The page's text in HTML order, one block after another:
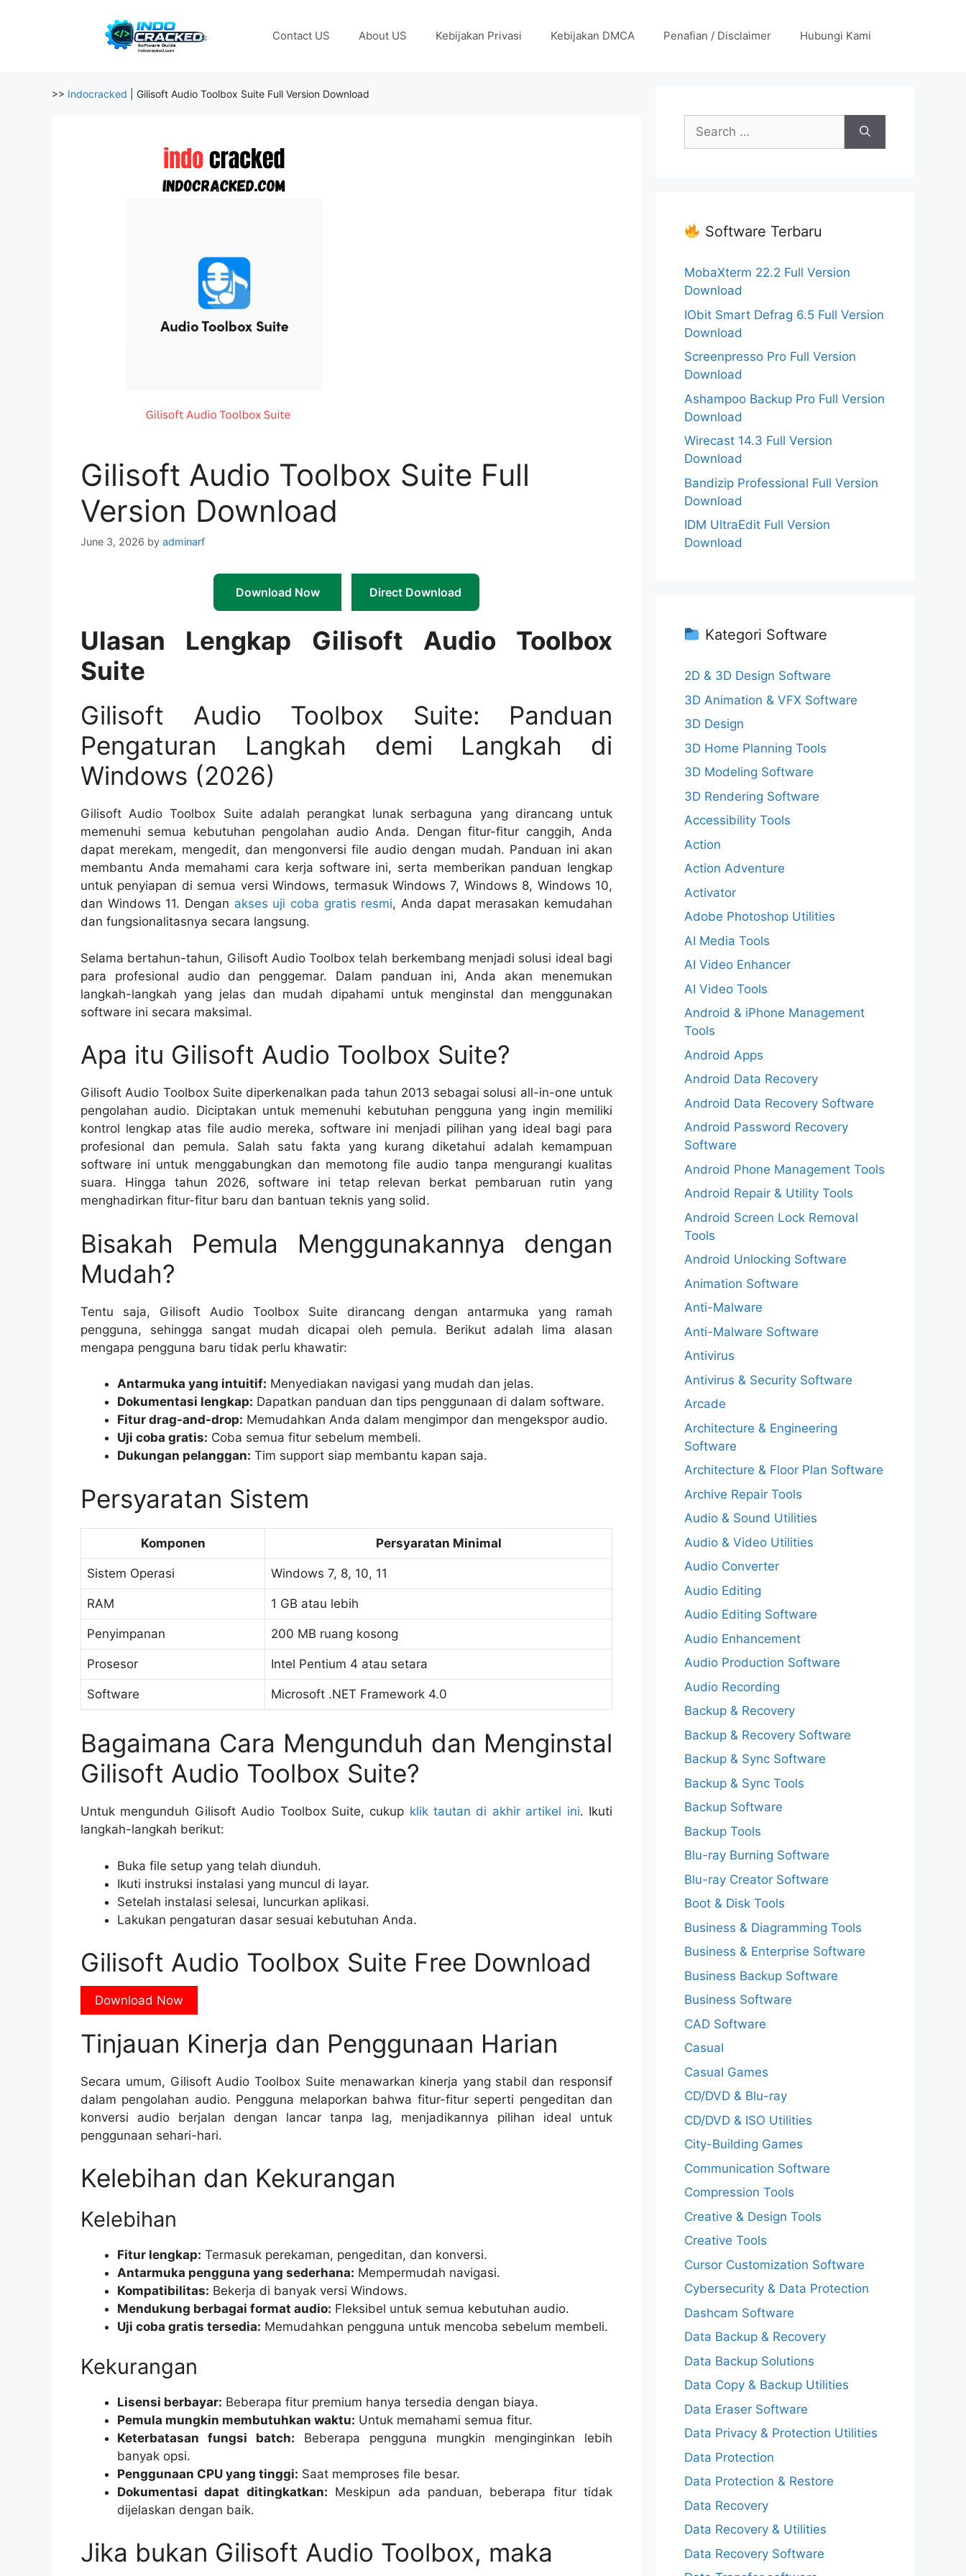
Contact US About US Kebijakan Privasi Kebijakan DMCA Penafian / Disclaimer Hubungi Kami
>> Indocracked Gilisoft Audio Toolbox Suite Full Version Download
Gilisoft Audio Toolbox Suite Full
Version Download
June 3, 2026 by adminarf
Download Now Direct Download
Ulasan Lengkap Gilisoft Audio Toolbox
Suite
Gilisoft Audio Toolbox Suite: Panduan
Pengaturan Langkah demi Langkah di
Windows (2026)
Gilisoft Audio Toolbox Suite adalah perangkat lunak serbaguna yang dirancang untuk
memenuhi semua kebutuhan pengolahan audio Anda. Dengan fitur-fitur canggih, Anda
dapat merekam, mengedit, dan mengonversi file audio dengan mudah. Panduan ini akan
membantu Anda memahami cara kerja software ini, serta memberikan panduan lengkap
untuk penyiapan di semua versi Windows, termasuk Windows 7, Windows 8, Windows 10,
dan Windows 11. Dengan akses uji coba gratis resmi, Anda dapat merasakan kemudahan
dan fungsionalitasnya secara langsung.
Selama bertahun-tahun, Gilisoft Audio Toolbox telah berkembang menjadi solusi ideal bagi
para profesional audio dan penggemar. Dalam panduan ini, Anda akan menemukan
langkah-langkah yang jelas dan mudah dipahami untuk menginstal dan menggunakan
software ini secara maksimal.
Apa itu Gilisoft Audio Toolbox Suite?
Gilisoft Audio Toolbox Suite diperkenalkan pada tahun 2013 sebagai solusi all-in-one untuk
pengolahan audio. Diciptakan untuk memenuhi kebutuhan pengguna yang ingin memiliki
kontrol lengkap atas file audio mereka, software ini menjadi pilihan yang ideal bagi para
profesional dan pemula. Salah satu fakta yang kurang diketahui adalah kemampuan
software ini untuk menggabungkan dan memotong file audio tanpa mengurangi kualitas
suara. Hingga tahun 2026, software ini tetap relevan berkat pembaruan rutin yang
menghadirkan fitur-fitur baru dan bantuan teknis yang solid.
Bisakah Pemula Menggunakannya dengan
Mudah?
Tentu saja, Gilisoft Audio Toolbox Suite dirancang dengan antarmuka yang ramah
pengguna, sehingga sangat mudah dicapai oleh pemula. Berikut adalah lima alasan
mengapa pengguna baru tidak perlu khawatir:
Antarmuka yang intuitif: Menyediakan navigasi yang mudah dan jelas.
Dokumentasi lengkap: Dapatkan panduan dan tips penggunaan di dalam software.
Fitur drag-and-drop: Memudahkan Anda dalam mengimpor dan mengekspor audio.
Uji coba gratis: Coba semua fitur sebelum membeli.
Dukungan pelanggan: Tim support siap membantu kapan saja.
Persyaratan Sistem
Komponen Persyaratan Minimal
Sistem Operasi Windows 7, 8, 10, 11
RAM 1 GB atau lebih
Penyimpanan 200 MB ruang kosong
Prosesor Intel Pentium 4 atau setara
Software Microsoft .NET Framework 4.0
Bagaimana Cara Mengunduh dan Menginstal
Gilisoft Audio Toolbox Suite?
Untuk mengunduh Gilisoft Audio Toolbox Suite, cukup klik tautan di akhir artikel ini. Ikuti
langkah-langkah berikut:
Buka file setup yang telah diunduh.
Ikuti instruksi instalasi yang muncul di layar.
Setelah instalasi selesai, luncurkan aplikasi.
Lakukan pengaturan dasar sesuai kebutuhan Anda.
Gilisoft Audio Toolbox Suite Free Download
Download Now
Tinjauan Kinerja dan Penggunaan Harian
Secara umum, Gilisoft Audio Toolbox Suite menawarkan kinerja yang stabil dan responsif
dalam pengolahan audio. Pengguna melaporkan bahwa fitur-fitur seperti pengeditan dan
konversi audio berjalan dengan lancar tanpa lag, menjadikannya pilihan ideal untuk
penggunaan sehari-hari.
Kelebihan dan Kekurangan
Kelebihan
Fitur lengkap: Termasuk perekaman, pengeditan, dan konversi.
Antarmuka pengguna yang sederhana: Mempermudah navigasi.
Kompatibilitas: Bekerja di banyak versi Windows.
Mendukung berbagai format audio: Fleksibel untuk semua kebutuhan audio.
Uji coba gratis tersedia: Memudahkan pengguna untuk mencoba sebelum membeli.
Kekurangan
Lisensi berbayar: Beberapa fitur premium hanya tersedia dengan biaya.
Pemula mungkin membutuhkan waktu: Untuk memahami semua fitur.
Keterbatasan fungsi batch: Beberapa pengguna mungkin menginginkan lebih
banyak opsi.
Penggunaan CPU yang tinggi: Saat memproses file besar.
Dokumentasi dapat ditingkatkan: Meskipun ada panduan, beberapa fitur tidak
dijelaskan dengan baik.
Jika bukan Gilisoft Audio Toolbox, maka
Search
for:
Software Terbaru
MobaXterm 22.2 Full Version
Download
IObit Smart Defrag 6.5 Full Version
Download
Screenpresso Pro Full Version
Download
Ashampoo Backup Pro Full Version
Download
Wirecast 14.3 Full Version
Download
Bandizip Professional Full Version
Download
IDM UltraEdit Full Version
Download
Kategori Software
2D & 3D Design Software
3D Animation & VFX Software
3D Design
3D Home Planning Tools
3D Modeling Software
3D Rendering Software
Accessibility Tools
Action
Action Adventure
Activator
Adobe Photoshop Utilities
AI Media Tools
AI Video Enhancer
AI Video Tools
Android & iPhone Management
Tools
Android Apps
Android Data Recovery
Android Data Recovery Software
Android Password Recovery
Software
Android Phone Management Tools
Android Repair & Utility Tools
Android Screen Lock Removal
Tools
Android Unlocking Software
Animation Software
Anti-Malware
Anti-Malware Software
Antivirus
Antivirus & Security Software
Arcade
Architecture & Engineering
Software
Architecture & Floor Plan Software
Archive Repair Tools
Audio & Sound Utilities
Audio & Video Utilities
Audio Converter
Audio Editing
Audio Editing Software
Audio Enhancement
Audio Production Software
Audio Recording
Backup & Recovery
Backup & Recovery Software
Backup & Sync Software
Backup & Sync Tools
Backup Software
Backup Tools
Blu-ray Burning Software
Blu-ray Creator Software
Boot & Disk Tools
Business & Diagramming Tools
Business & Enterprise Software
Business Backup Software
Business Software
CAD Software
Casual
Casual Games
CD/DVD & Blu-ray
CD/DVD & ISO Utilities
City-Building Games
Communication Software
Compression Tools
Creative & Design Tools
Creative Tools
Cursor Customization Software
Cybersecurity & Data Protection
Dashcam Software
Data Backup & Recovery
Data Backup Solutions
Data Copy & Backup Utilities
Data Eraser Software
Data Privacy & Protection Utilities
Data Protection
Data Protection & Restore
Data Recovery
Data Recovery & Utilities
Data Recovery Software